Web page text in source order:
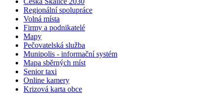
Regionální spolupráce
Volná místa
Firmy a podnikatelé
Mapy
Pečovatelská služba
Munipolis - informační systém
Mapa sběrných míst
Senior taxi
Online kamery
Krizová karta obce